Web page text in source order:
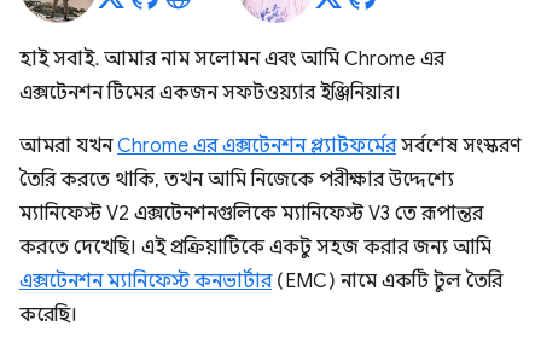
হাই সবাই. আমার নাম সলোমন এবং আমি Chrome এর
এক্সটেনশন টিমের একজন সফটওয়্যার ইঞ্জিনিয়ার।
আমরা যখনChrome এর এক্সটেনশন প্ল্যাটফর্মেরসর্বশেষ সংস্করণ
তৈরি করতে থাকি, তখন আমি নিজেকে পরীক্ষার উদ্দেশ্যে
ম্যানিফেস্ট V2 এক্সটেনশনগুলিকে ম্যানিফেস্ট V3 তে রূপান্তর
করতে দেখেছি। এই প্রক্রিয়াটিকে একটু সহজ করার জন্য আমি
এক্সটেনশন ম্যানিফেস্ট কনভার্টার(EMC) নামে একটি টুল তৈরি
করেছি।